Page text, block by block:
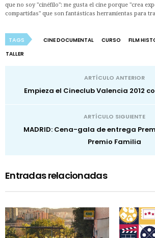
que no soy "cinéfilo": me gusta el cine porque "crea
compartidas" que son fantásticas herramientas para
TAGS CINE DOCUMENTAL CURSO FILM
TALLER
ARTÍCULO ANTERIOR
Empieza el Cineclub Valencia 2012
ARTÍCULO SIGUIENTE
MADRID: Cena-gala de entrega
Premio Familia
Entradas relacionadas